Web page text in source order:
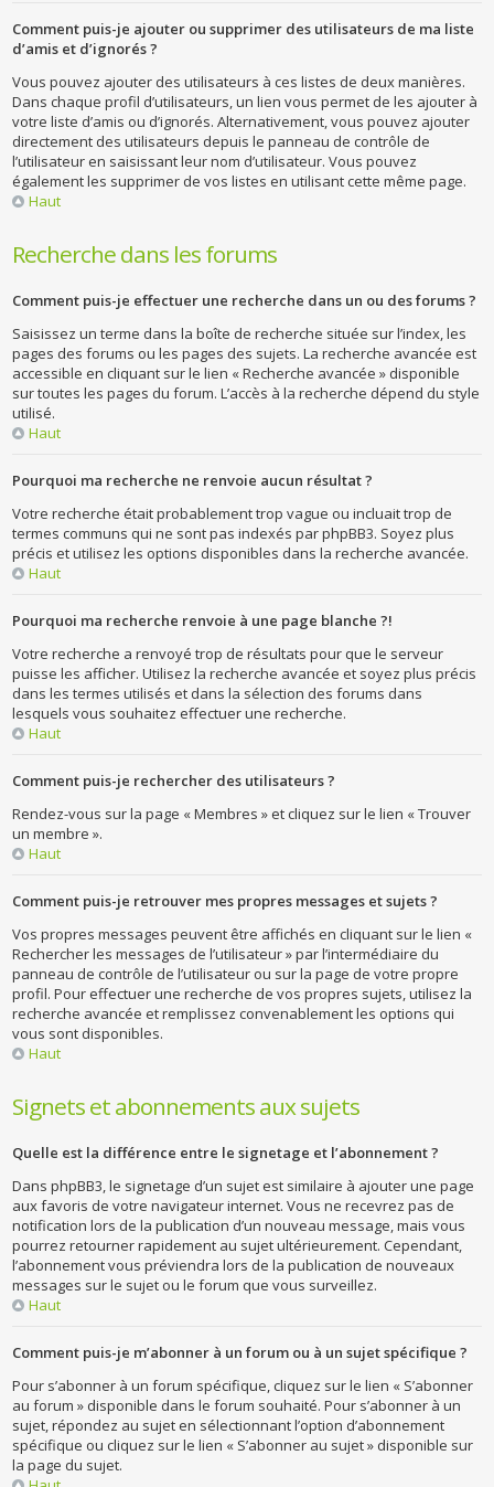
Comment puis-je ajouter ou supprimer des utilisateurs de ma liste
d’amis et d’ignorés ?
Vous pouvez ajouter des utilisateurs à ces listes de deux manières.
Dans chaque profil d’utilisateurs, un lien vous permet de les ajouter à
votre liste d’amis ou d’ignorés. Alternativement, vous pouvez ajouter
directement des utilisateurs depuis le panneau de contrôle de
l’utilisateur en saisissant leur nom d’utilisateur. Vous pouvez
également les supprimer de vos listes en utilisant cette même page.
Haut
Recherche dans les forums
Comment puis-je effectuer une recherche dans un ou des forums ?
Saisissez un terme dans la boîte de recherche située sur l’index, les
pages des forums ou les pages des sujets. La recherche avancée est
accessible en cliquant sur le lien « Recherche avancée » disponible
sur toutes les pages du forum. L’accès à la recherche dépend du style
utilisé.
Haut
Pourquoi ma recherche ne renvoie aucun résultat ?
Votre recherche était probablement trop vague ou incluait trop de
termes communs qui ne sont pas indexés par phpBB3. Soyez plus
précis et utilisez les options disponibles dans la recherche avancée.
Haut
Pourquoi ma recherche renvoie à une page blanche ?!
Votre recherche a renvoyé trop de résultats pour que le serveur
puisse les afficher. Utilisez la recherche avancée et soyez plus précis
dans les termes utilisés et dans la sélection des forums dans
lesquels vous souhaitez effectuer une recherche.
Haut
Comment puis-je rechercher des utilisateurs ?
Rendez-vous sur la page « Membres » et cliquez sur le lien « Trouver
un membre ».
Haut
Comment puis-je retrouver mes propres messages et sujets ?
Vos propres messages peuvent être affichés en cliquant sur le lien «
Rechercher les messages de l’utilisateur » par l’intermédiaire du
panneau de contrôle de l’utilisateur ou sur la page de votre propre
profil. Pour effectuer une recherche de vos propres sujets, utilisez la
recherche avancée et remplissez convenablement les options qui
vous sont disponibles.
Haut
Signets et abonnements aux sujets
Quelle est la différence entre le signetage et l’abonnement ?
Dans phpBB3, le signetage d’un sujet est similaire à ajouter une page
aux favoris de votre navigateur internet. Vous ne recevrez pas de
notification lors de la publication d’un nouveau message, mais vous
pourrez retourner rapidement au sujet ultérieurement. Cependant,
l’abonnement vous préviendra lors de la publication de nouveaux
messages sur le sujet ou le forum que vous surveillez.
Haut
Comment puis-je m’abonner à un forum ou à un sujet spécifique ?
Pour s’abonner à un forum spécifique, cliquez sur le lien « S’abonner
au forum » disponible dans le forum souhaité. Pour s’abonner à un
sujet, répondez au sujet en sélectionnant l’option d’abonnement
spécifique ou cliquez sur le lien « S’abonner au sujet » disponible sur
la page du sujet.